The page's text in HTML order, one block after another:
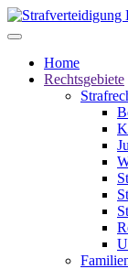
Home
Rechtsgebiete